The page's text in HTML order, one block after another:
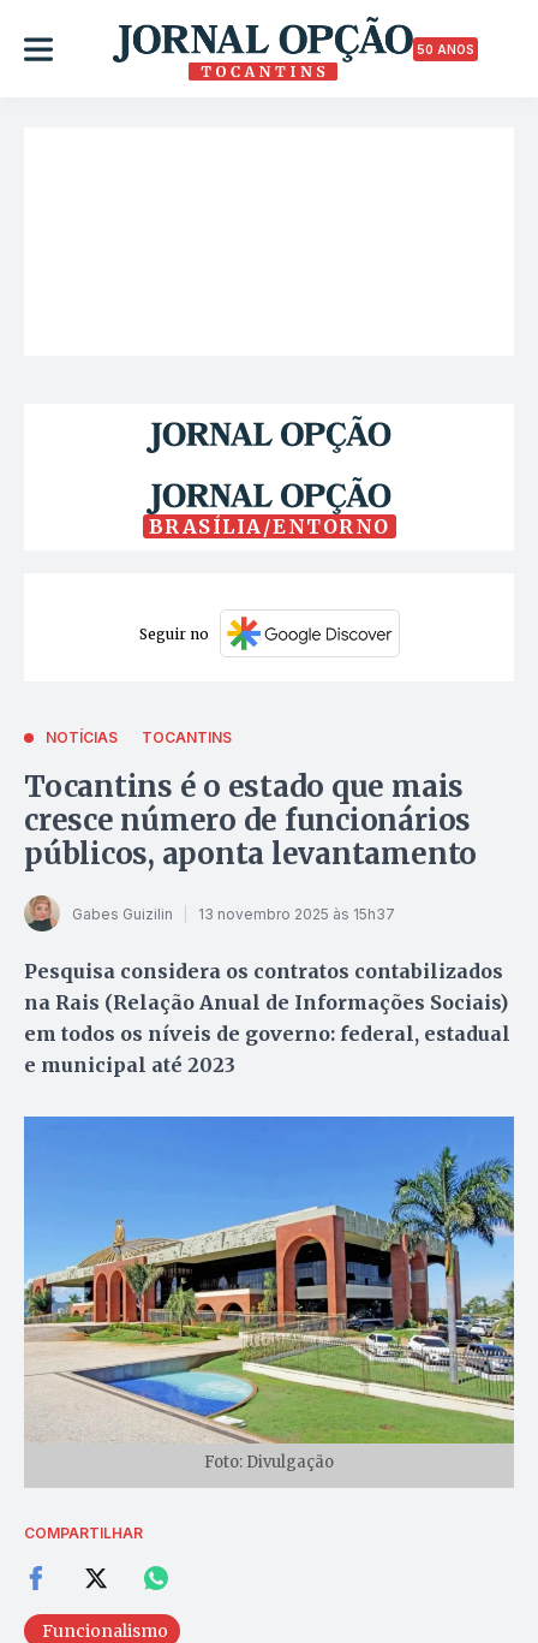
50 ANOS
BRASÍLIA/ENTORNO
Seguir no
NOTÍCIAS TOCANTINS
Tocantins é o estado que mais
cresce número de funcionários
públicos, aponta levantamento
Gabes Guizilin 13 novembro 2025 às 15h37
Pesquisa considera os contratos contabilizados
na Rais (Relação Anual de Informações Sociais)
em todos os níveis de governo: federal, estadual
e municipal até 2023
Foto: Divulgação
COMPARTILHAR
Funcionalismo